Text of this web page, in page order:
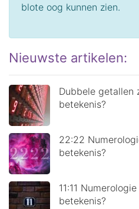
blote oog kunnen zien.
Nieuwste artikelen:
Dubbele getallen
betekenis?
22:22
betekenis?
11:11
betekenis?